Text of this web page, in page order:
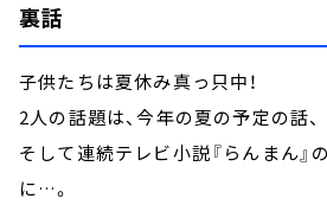
裏話
子供たちは夏休み真っ只中！
2人の話題は、今年の夏の予定の話、
そして連続テレビ小説『らんまん』
に…。